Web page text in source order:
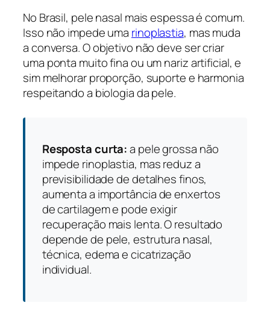
No Brasil, pele nasal mais espessa é comum.
Isso não impede uma rinoplastia, mas muda
a conversa. O objetivo não deve ser criar
uma ponta muito fina ou um nariz artificial, e
sim melhorar proporção, suporte e harmonia
respeitando a biologia da pele.
Resposta curta:a pele grossa não
impede rinoplastia, mas reduz a
previsibilidade de detalhes finos,
aumenta a importância de enxertos
de cartilagem e pode exigir
recuperação mais lenta. O resultado
depende de pele, estrutura nasal,
técnica, edema e cicatrização
individual.